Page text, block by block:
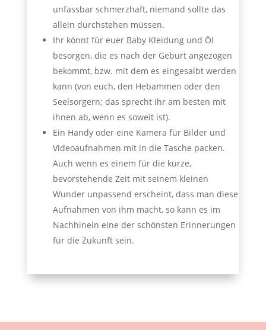
unfassbar schmerzhaft, niemand sollte das
allein durchstehen müssen.
Ihr könnt für euer Baby Kleidung und Öl
besorgen, die es nach der Geburt angezogen
bekommt, bzw. mit dem es eingesalbt werden
kann (von euch, den Hebammen oder den
Seelsorgern; das sprecht ihr am besten mit
ihnen ab, wenn es soweit ist).
Ein Handy oder eine Kamera für Bilder und
Videoaufnahmen mit in die Tasche packen.
Auch wenn es einem für die kurze,
bevorstehende Zeit mit seinem kleinen
Wunder unpassend erscheint, dass man diese
Aufnahmen von ihm macht, so kann es im
Nachhinein eine der schönsten Erinnerungen
für die Zukunft sein.